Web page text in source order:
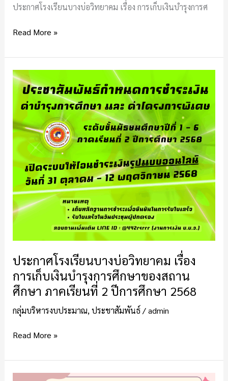
ประกาศโรงเรียนบางบ่อวิทยาคม เรื่อง การเก็บเงินบำรุงการศ
1
การ
2569
Read More »
ประกาศโรงเรียนบางบ่อวิทยาคม เรื่อง
การเก็บเงินบำรุงการศึกษาของสถาน
ศึกษา ภาคเรียนที่ 2 ปีการศึกษา 2568
กลุ่มบริหารงบประมาณ,ประชาสัมพันธ์/admin
ประกาศ
โรงเรียน
บางบ่อ
เรื่อง
การ
เก็บ
เงิน
บำรุง
การ
ศึกษา
ของ
ศึกษา
ภาค
เรียน
ที่
2
การ
ศึกษา
Read More »